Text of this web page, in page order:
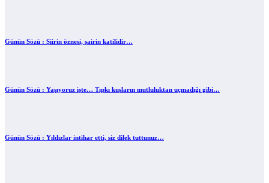
Günün Sözü : Şiirin öznesi, şairin katilidir…
Günün Sözü : Yaşıyoruz işte… Tıpkı kuşların mutluluktan uçmadığı gibi…
Günün Sözü : Yıldızlar intihar etti, siz dilek tuttunuz…